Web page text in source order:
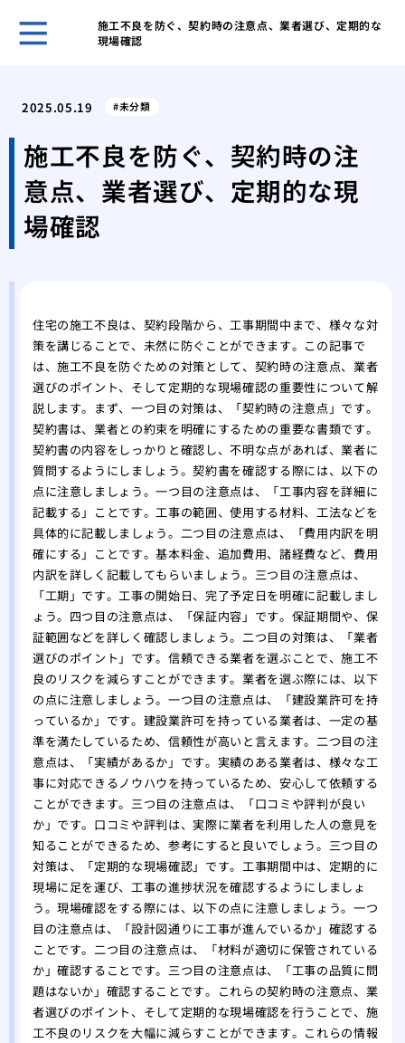
施工不良を防ぐ、契約時の注意点、業者選び、定期的な
現場確認
際
際
2025.05.19 未分類
施工不良を防ぐ、契約時の注
意点、業者選び、定期的な現
場確認
住宅の施工不良は、契約段階から、工事期間中まで、様々な対
策を講じることで、未然に防ぐことができます。この記事で
は、施工不良を防ぐための対策として、契約時の注意点、業者
選びのポイント、そして定期的な現場確認の重要性について解
説します。まず、一つ目の対策は、「契約時の注意点」です。
契約書は、業者との約束を明確にするための重要な書類です。
契約書の内容をしっかりと確認し、不明な点があれば、業者に
質問するようにしましょう。契約書を確認する際には、以下の
点に注意しましょう。一つ目の注意点は、「工事内容を詳細に
記載する」ことです。工事の範囲、使用する材料、工法などを
具体的に記載しましょう。二つ目の注意点は、「費用内訳を明
確にする」ことです。基本料金、追加費用、諸経費など、費用
内訳を詳しく記載してもらいましょう。三つ目の注意点は、
「工期」です。工事の開始日、完了予定日を明確に記載しまし
ょう。四つ目の注意点は、「保証内容」です。保証期間や、保
証範囲などを詳しく確認しましょう。二つ目の対策は、「業者
選びのポイント」です。信頼できる業者を選ぶことで、施工不
良のリスクを減らすことができます。業者を選ぶ際には、以下
の点に注意しましょう。一つ目の注意点は、「建設業許可を持
っているか」です。建設業許可を持っている業者は、一定の基
準を満たしているため、信頼性が高いと言えます。二つ目の注
意点は、「実績があるか」です。実績のある業者は、様々な工
事に対応できるノウハウを持っているため、安心して依頼する
ことができます。三つ目の注意点は、「口コミや評判が良い
か」です。口コミや評判は、実際に業者を利用した人の意見を
知ることができるため、参考にすると良いでしょう。三つ目の
対策は、「定期的な現場確認」です。工事期間中は、定期的に
現場に足を運び、工事の進捗状況を確認するようにしましょ
う。現場確認をする際には、以下の点に注意しましょう。一つ
目の注意点は、「設計図通りに工事が進んでいるか」確認する
ことです。二つ目の注意点は、「材料が適切に保管されている
か」確認することです。三つ目の注意点は、「工事の品質に問
題はないか」確認することです。これらの契約時の注意点、業
者選びのポイント、そして定期的な現場確認を行うことで、施
工不良のリスクを大幅に減らすことができます。これらの情報